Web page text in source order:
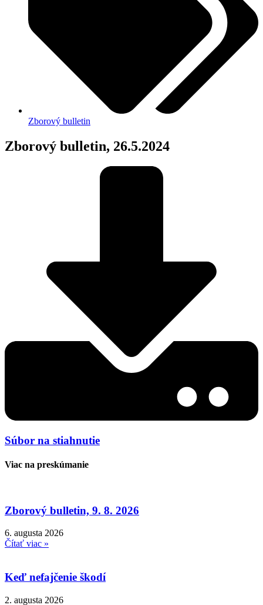
Zborový bulletin
Zborový bulletin, 26.5.2024
Súbor na stiahnutie
Viac na preskúmanie
Zborový bulletin, 9. 8. 2026
6. augusta 2026
Čítať viac »
Keď nefajčenie škodí
2. augusta 2026